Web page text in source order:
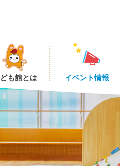
も館とは イベント情報